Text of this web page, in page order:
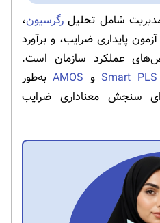
شامل تحلیل رگرسیون،
پایداری ضرایب، و برآورد
عملکرد سازمان است.
Smart PLSو AMOSبه‌طور
سنجش معناداری ضرایب